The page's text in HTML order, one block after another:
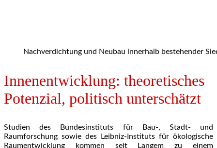
Nachverdichtung und Neubau innerhalb bestehender
Innenentwicklung: theoretisches
Potenzial, politisch unterschätzt
Studien des Bundesinstituts für Bau-, Stadt- und
Raumforschung sowie des Leibniz-Instituts für ökologische
Raumentwicklung kommen seit Langem zu einem